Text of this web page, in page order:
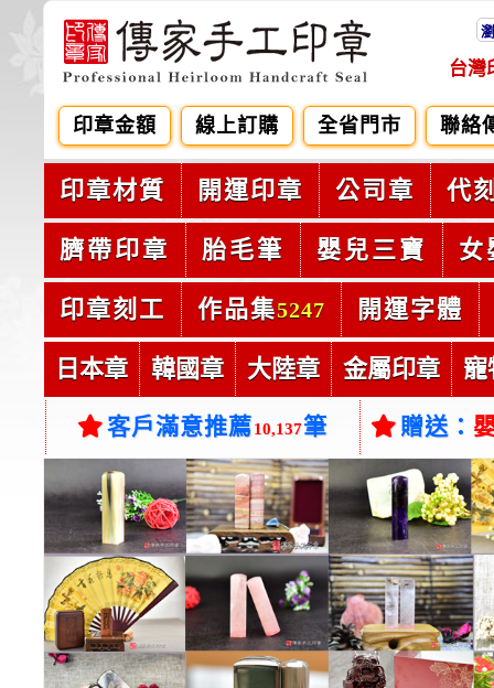
台灣
印章金額 線上訂購 全省門市 聯絡
印章材質 開運印章 公司章 代
臍帶印章 胎毛筆 嬰兒三寶 女
印章刻工 作品集5247 開運字體
日本章 韓國章 大陸章 金屬印章 寵
客戶滿意推薦10,137筆 贈送：